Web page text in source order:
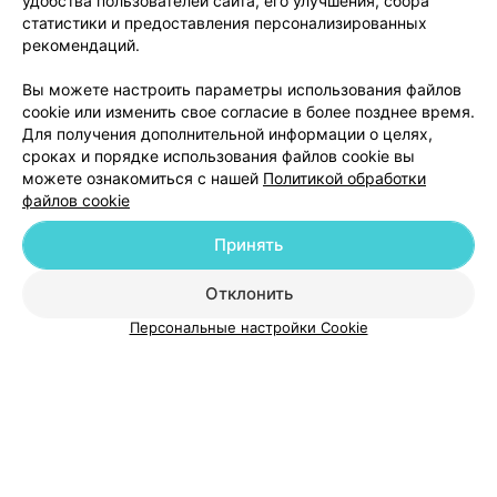
Добавить компанию
статистики и предоставления персонализированных
рекомендаций.
Вы можете настроить параметры использования файлов
cookie или изменить свое согласие в более позднее время.
Для получения дополнительной информации о целях,
сроках и порядке использования файлов cookie вы
можете ознакомиться с нашей Политикой обработки
файлов cookie
Отклонить
Принять
Персональные настройки Cookie